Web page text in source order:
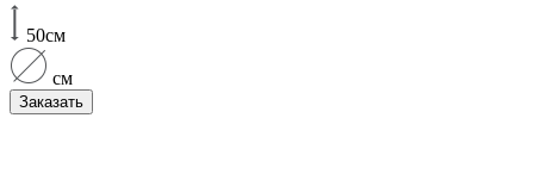
50см
см
Заказать